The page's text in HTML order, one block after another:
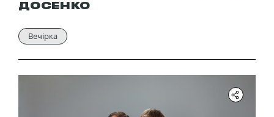
ДОСЕНКО
Вечірка